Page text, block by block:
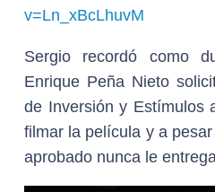
v=Ln_xBcLhuvM
Sergio recordó como
Enrique Peña Nieto
de Inversión y Estímulos
filmar la película y a
aprobado nunca le